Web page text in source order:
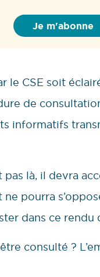
le CSE soit
de
informatifs
là, il devra
pourra
dans ce rendu
consulté ?